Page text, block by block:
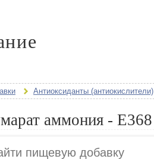
Антиоксиданты (антиокислители)
аммония - E368